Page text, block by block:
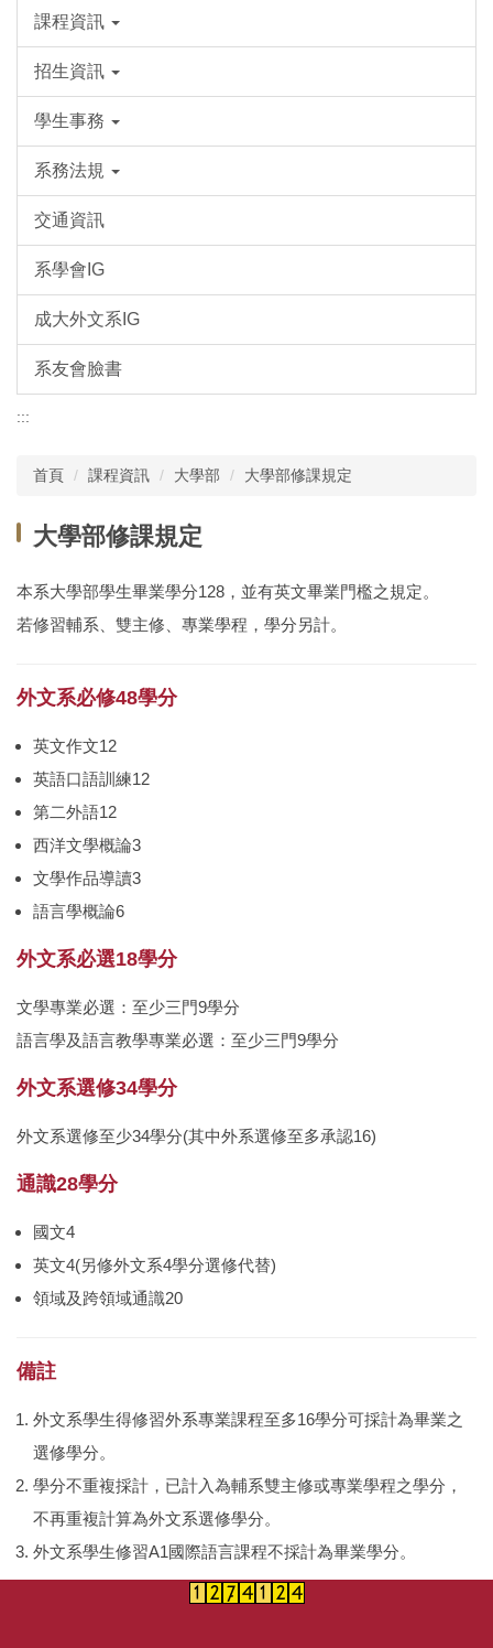
課程資訊
招生資訊
學生事務
系務法規
交通資訊
系學會IG
成大外文系IG
系友會臉書
:::
首頁 課程資訊 大學部 大學部修課規定
大學部修課規定
本系大學部學生畢業學分128，並有英文畢業門檻之規定。
若修習輔系、雙主修、專業學程，學分另計。
外文系必修48學分
英文作文12
英語口語訓練12
第二外語12
西洋文學概論3
文學作品導讀3
語言學概論6
外文系必選18學分
文學專業必選：至少三門9學分
語言學及語言教學專業必選：至少三門9學分
外文系選修34學分
外文系選修至少34學分(其中外系選修至多承認16)
通識28學分
國文4
英文4(另修外文系4學分選修代替)
領域及跨領域通識20
備註
外文系學生得修習外系專業課程至多16學分可採計為畢業之
選修學分。
學分不重複採計，已計入為輔系雙主修或專業學程之學分，
不再重複計算為外文系選修學分。
外文系學生修習A1國際語言課程不採計為畢業學分。